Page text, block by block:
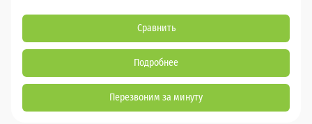
Сравнить
Подробнее
Перезвоним за минуту